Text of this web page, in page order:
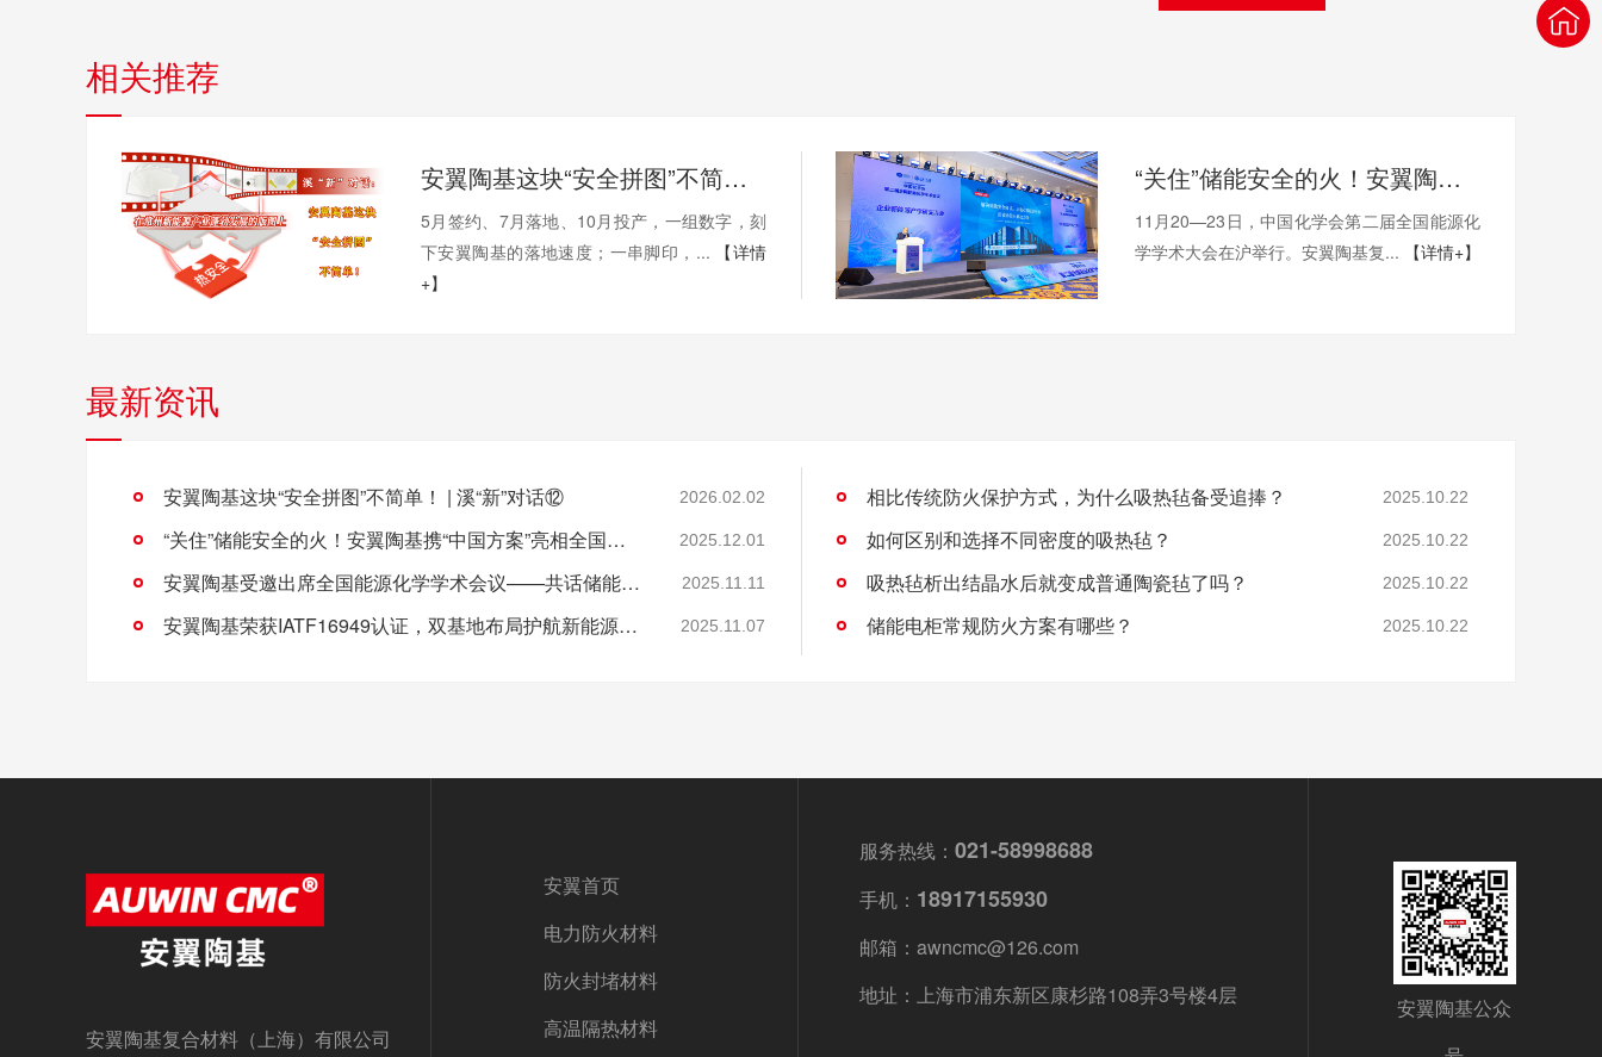
相关推荐
安翼陶基这块“安全拼图”不简单！ | 溪“新”对话⑫
5月签约、7月落地、10月投产，一组数字，刻
下安翼陶基的落地速度；一串脚印，...
【详情
+】
“关住”储能安全的火！安翼陶基携“中国方案”亮相全国能源化学大会
11月20—23日，中国化学会第二届全国能源化
学学术大会在沪举行。安翼陶基复...
【详情+】
最新资讯
安翼陶基这块“安全拼图”不简单！ | 溪“新”对话⑫ 2026.02.02
“关住”储能安全的火！安翼陶基携“中国方案”亮相全国能源化学大会 2025.12.01
安翼陶基受邀出席全国能源化学学术会议——共话储能安全新方案 2025.11.11
安翼陶基荣获IATF16949认证，双基地布局护航新能源汽车安全 2025.11.07
相比传统防火保护方式，为什么吸热毡备受追捧？ 2025.10.22
如何区别和选择不同密度的吸热毡？ 2025.10.22
吸热毡析出结晶水后就变成普通陶瓷毡了吗？ 2025.10.22
储能电柜常规防火方案有哪些？ 2025.10.22
安翼陶基复合材料（上海）有限公司
安翼首页
电力防火材料
防火封堵材料
高温隔热材料
服务热线： 021-58998688
手机： 18917155930
邮箱：awncmc@126.com
地址：上海市浦东新区康杉路108弄3号楼4层
安翼陶基公众